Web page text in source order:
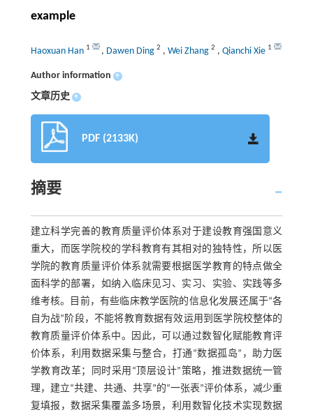
example
Haoxuan Han 1 , Dawen Ding 2 , Wei Zhang 2 , Qianchi Xie 1
Author information +
文章历史 +
PDF (2133K)
摘要
建立科学完善的教育质量评价体系对于建设教育强国意义
重大，而医学院校的学科教育有其相对的独特性，所以医
学院的教育质量评价体系就需要根据医学教育的特点做全
面科学的部署，如纳入临床见习、实习、实验、实践等多
维考核。目前，有些临床教学医院的信息化发展还属于“各
自为战”阶段，不能将教育数据有效运用到医学院校整体的
教育质量评价体系中。因此，可以通过数智化赋能教育评
价体系，利用数据采集与整合，打通“数据孤岛”，助力医
学教育改革；同时采用“顶层设计”策略，推进数据统一管
理，建立“共建、共通、共享”的“一张表”评价体系，减少重
复填报，数据采集覆盖多场景，利用数智化技术实现数据